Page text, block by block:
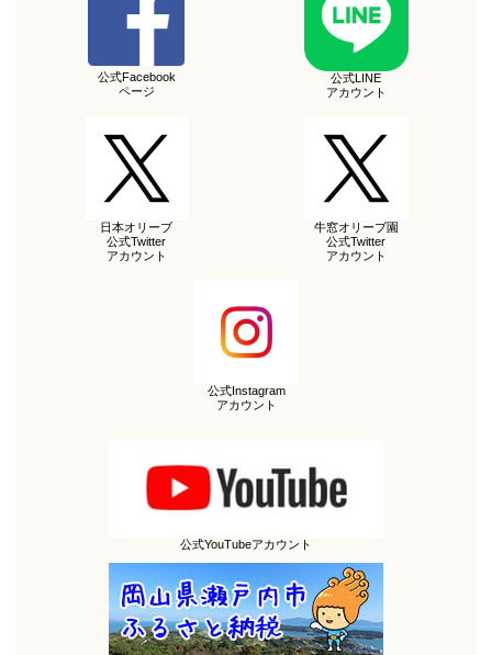
公式Facebook
ページ
公式LINE
アカウント
日本オリーブ
公式Twitter
アカウント
牛窓オリーブ園
公式Twitter
アカウント
公式Instagram
アカウント
公式YouTubeアカウント